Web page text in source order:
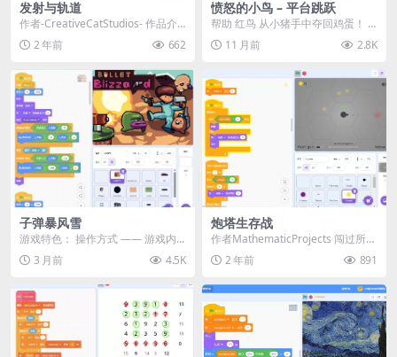
发射与轨道
作者-CreativeCatStudios- 作品介
绍： 🚀 欢迎来到《发射与轨...
2 年前 662
愤怒的小鸟 – 平台跳跃
帮助 红鸟 从小猪手中夺回鸡蛋！ <
<< 玩法说明 >&...
11 月前 2.8K
子弹暴风雪
游戏特色： 操作方式 —— 游戏内
已说明 4 种不同类型的敌人 5 种不
同类型的...
3 月前 4.5K
炮塔生存战
作者MathematicProjects 闯过所有
关卡，击败boss。战胜不同的...
2 年前 891